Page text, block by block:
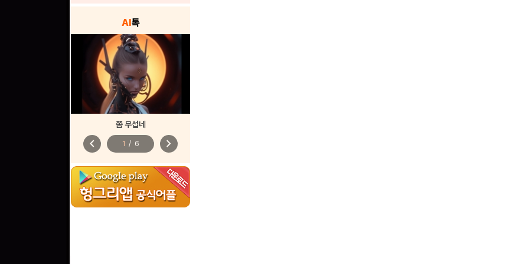
AI톡
쫌 무섭네
chevron_left 1 / 6 chevron_right